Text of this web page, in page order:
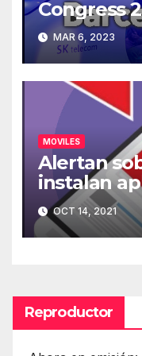
Congress
MAR 6, 2023
MOVILES
Alertan
instalan
móvil
OCT 14, 2021
Reproductor